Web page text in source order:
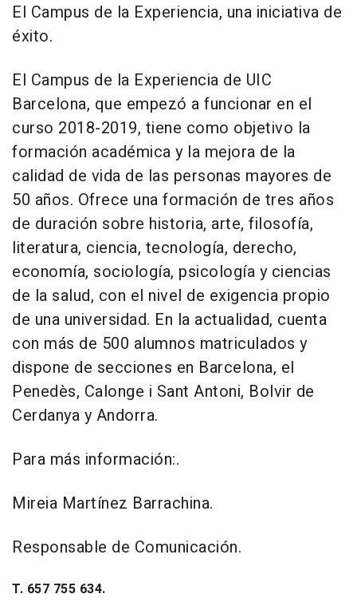
El Campus de la Experiencia, una iniciativa de
éxito.
El Campus de la Experiencia de UIC
Barcelona, que empezó a funcionar en el
curso 2018-2019, tiene como objetivo la
formación académica y la mejora de la
calidad de vida de las personas mayores de
50 años. Ofrece una formación de tres años
de duración sobre historia, arte, filosofía,
literatura, ciencia, tecnología, derecho,
economía, sociología, psicología y ciencias
de la salud, con el nivel de exigencia propio
de una universidad. En la actualidad, cuenta
con más de 500 alumnos matriculados y
dispone de secciones en Barcelona, el
Penedès, Calonge i Sant Antoni, Bolvir de
Cerdanya y Andorra.
Para más información:.
Mireia Martínez Barrachina.
Responsable de Comunicación.
T. 657 755 634.